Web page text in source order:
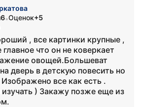
6•Оценок+5
, все картинки крупные ,
что он не коверкает
овощей.Большеват
дверь в детскую повесить но
все как есть .
) Закажу позже еще из